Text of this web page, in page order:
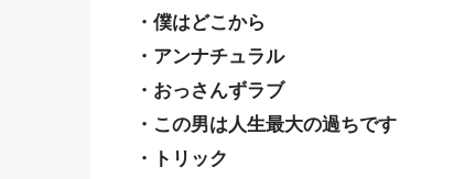
・僕はどこから
・アンナチュラル
・おっさんずラブ
・この男は人生最大の過ちです
・トリック